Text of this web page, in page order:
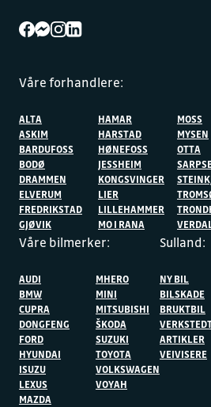
Våre forhandlere:
ALTA
ASKIM
BARDUFOSS
BODØ
DRAMMEN
ELVERUM
FREDRIKSTAD
GJØVIK
HAMAR
HARSTAD
HØNEFOSS
JESSHEIM
KONGSVINGER
LIER
LILLEHAMMER
MO I RANA
MOSS
MYSEN
OTTA
Våre bilmerker:
AUDI
BMW
CUPRA
DONGFENG
FORD
HYUNDAI
ISUZU
LEXUS
MAZDA
MHERO
MINI
MITSUBISHI
ŠKODA
SUZUKI
TOYOTA
VOLKSWAGEN
VOYAH
Sulland:
NY BIL
BILSKADE
BRUKTBIL
ARTIKLER
VEIVISERE